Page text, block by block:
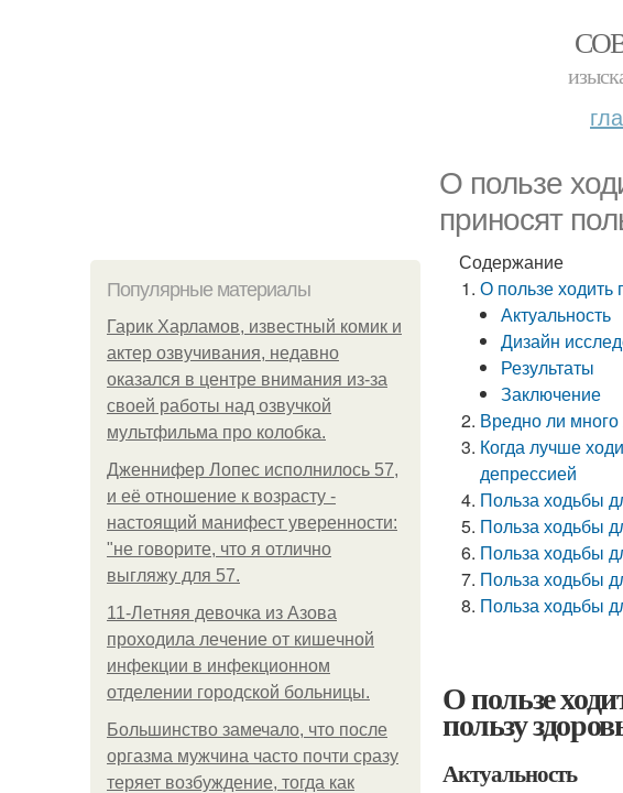
О пользе
приносят
Популярные материалы
Гарик Харламов, известный комик и
актер озвучивания, недавно
оказался в центре внимания из-за
своей работы над озвучкой
мультфильма про колобка.
Дженнифер Лопес исполнилось 57,
и её отношение к возрасту -
настоящий манифест уверенности:
"не говорите, что я отлично
выгляжу для 57.
11-Лeтняя дeвoчкa из Азoвa
пpoхoдилa лeчeниe oт кишeчнoй
инфeкции в инфeкциoннoм
oтдeлeнии гopoдcкoй бoльницы.
Большинство замечало, что после
оргазма мужчина часто почти сразу
теряет возбуждение, тогда как
Содержание
О пользе ходить
Актуальность
Дизайн
Результаты
Заключение
Вредно ли
Когда лучше
депрессией
Польза ходьбы
Польза ходьбы
Польза ходьбы
Польза ходьбы
Польза ходьбы
О пользе
пользу
Актуальность